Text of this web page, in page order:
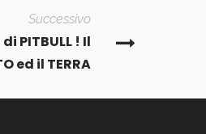
Successivo
PITBULL ! Il
ed il TERRA